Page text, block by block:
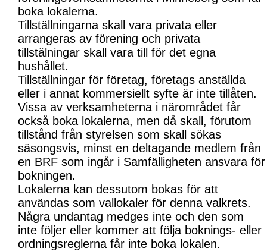
boka lokalerna.
Tillställningarna skall vara privata eller
arrangeras av förening och privata
tillstälningar skall vara till för det egna
hushållet.
Tillställningar för företag, företags anställda
eller i annat kommersiellt syfte är inte tillåten.
Vissa av verksamheterna i närområdet får
också boka lokalerna, men då skall, förutom
tillstånd från styrelsen som skall sökas
säsongsvis, minst en deltagande medlem från
en BRF som ingår i Samfälligheten ansvara för
bokningen.
Lokalerna kan dessutom bokas för att
användas som vallokaler för denna valkrets.
Några undantag medges inte och den som
inte följer eller kommer att följa boknings- eller
ordningsreglerna får inte boka lokalen.